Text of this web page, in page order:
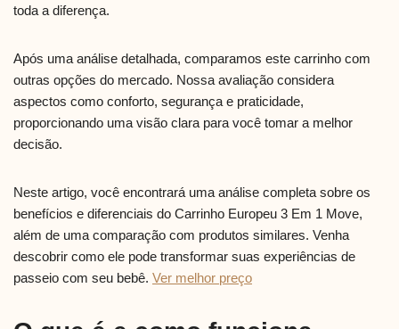
toda a diferença.
Após uma análise detalhada, comparamos este carrinho com
outras opções do mercado. Nossa avaliação considera
aspectos como conforto, segurança e praticidade,
proporcionando uma visão clara para você tomar a melhor
decisão.
Neste artigo, você encontrará uma análise completa sobre os
benefícios e diferenciais do Carrinho Europeu 3 Em 1 Move,
além de uma comparação com produtos similares. Venha
descobrir como ele pode transformar suas experiências de
passeio com seu bebê. Ver melhor preço